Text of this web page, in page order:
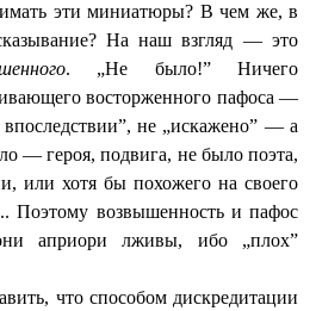
эти миниатюры? В чем же, в
На наш взгляд — это
. „Не было!” Ничего
восторженного пафоса —
не „искажено” — а
— героя, подвига, не было поэта,
или хотя бы похожего на своего
Поэтому возвышенность и пафос
априори лживы, ибо „плох”
что способом дискредитации